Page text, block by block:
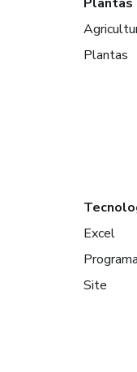
Plantas
Excel
Site